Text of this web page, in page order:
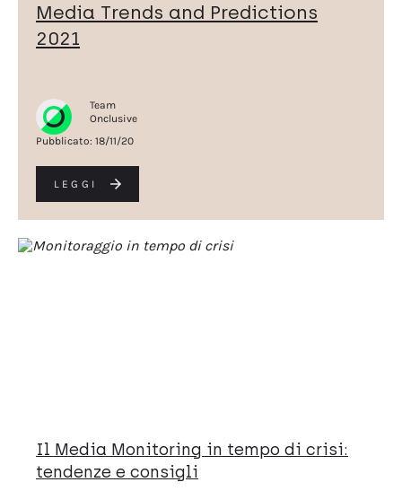
Media Trends and Predictions
2021
Team
Onclusive
Pubblicato: 18/11/20
LEGGI
Il Media Monitoring in tempo di crisi:
tendenze e consigli